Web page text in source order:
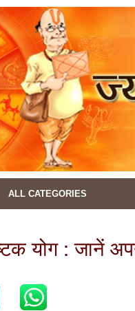
ALL CATEGORIES
योग : जानें